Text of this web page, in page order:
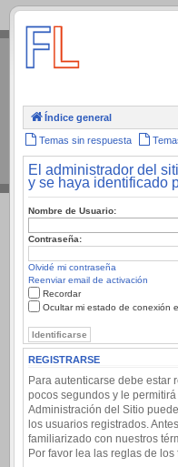
.
Índice general
Temas sin respuesta
El administrador del
y se haya identificado
Nombre de Usuario:
Contraseña:
Olvidé mi contraseña
Reenviar email de activación
Recordar
Ocultar mi estado de conexión
REGISTRARSE
Para autenticarse debe estar
pocos segundos y le
Administración del Sitio
los usuarios registrados.
familiarizado con nuestros
Por favor lea las reglas de